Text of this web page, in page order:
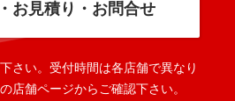
お見積り・お問合せ
さい。 受付時間は各店舗で異なり
店舗ページからご確認下さい。